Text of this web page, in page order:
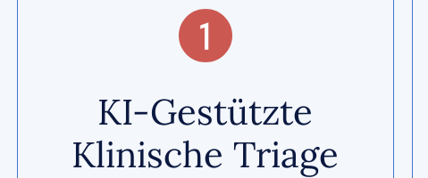
KI-Gestützte
Klinische Triage
künstlicher Intelligenz für eine präzisere,
individuell abgestimmte Versorgung.